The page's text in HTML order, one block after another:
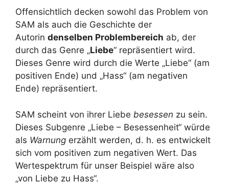
Offensichtlich decken sowohl das Problem von
SAM als auch die Geschichte der
Autorin denselben Problembereich ab, der
durch das Genre „Liebe“ repräsentiert wird.
Dieses Genre wird durch die Werte „Liebe“ (am
positiven Ende) und „Hass“ (am negativen
Ende) repräsentiert.
SAM scheint von ihrer Liebe besessen zu sein.
Dieses Subgenre „Liebe – Besessenheit“ würde
als Warnung erzählt werden, d. h. es entwickelt
sich vom positiven zum negativen Wert. Das
Wertespektrum für unser Beispiel wäre also
„von Liebe zu Hass“.